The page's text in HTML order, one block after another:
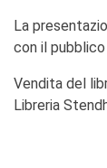
La
con il
Vendita del
Libreria